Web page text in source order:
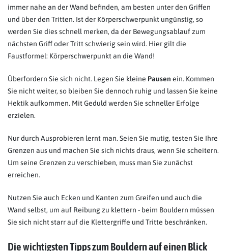
immer nahe an der Wand befinden, am besten unter den Griffen
und über den Tritten. Ist der Körperschwerpunkt ungünstig, so
werden Sie dies schnell merken, da der Bewegungsablauf zum
nächsten Griff oder Tritt schwierig sein wird. Hier gilt die
Faustformel: Körperschwerpunkt an die Wand!
Überfordern Sie sich nicht. Legen Sie kleine Pausen ein. Kommen
Sie nicht weiter, so bleiben Sie dennoch ruhig und lassen Sie keine
Hektik aufkommen. Mit Geduld werden Sie schneller Erfolge
erzielen.
Nur durch Ausprobieren lernt man. Seien Sie mutig, testen Sie Ihre
Grenzen aus und machen Sie sich nichts draus, wenn Sie scheitern.
Um seine Grenzen zu verschieben, muss man Sie zunächst
erreichen.
Nutzen Sie auch Ecken und Kanten zum Greifen und auch die
Wand selbst, um auf Reibung zu klettern - beim Bouldern müssen
Sie sich nicht starr auf die Klettergriffe und Tritte beschränken.
Die wichtigsten Tipps zum Bouldern auf einen Blick